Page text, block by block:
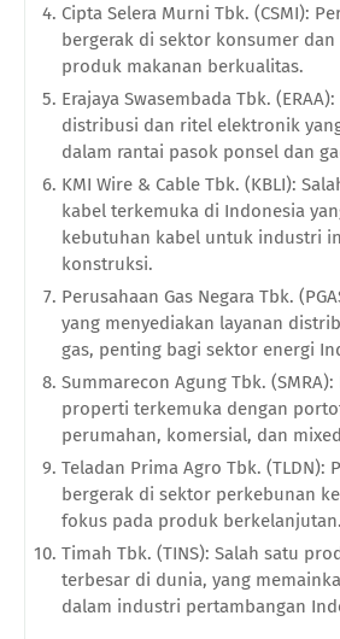
Cipta Selera Murni Tbk. (CSMI):
bergerak di sektor konsumer
produk makanan berkualitas.
Erajaya Swasembada Tbk.
distribusi dan ritel elektronik
dalam rantai pasok ponsel dan
KMI Wire & Cable Tbk. (KBLI):
kabel terkemuka di Indonesia
kebutuhan kabel untuk industri
konstruksi.
Perusahaan Gas Negara Tbk.
yang menyediakan layanan
gas, penting bagi sektor energi
Summarecon Agung Tbk.
properti terkemuka dengan
perumahan, komersial, dan
Teladan Prima Agro Tbk. (TLDN):
bergerak di sektor perkebunan
fokus pada produk berkelanjutan.
Timah Tbk. (TINS): Salah satu
terbesar di dunia, yang
dalam industri pertambangan